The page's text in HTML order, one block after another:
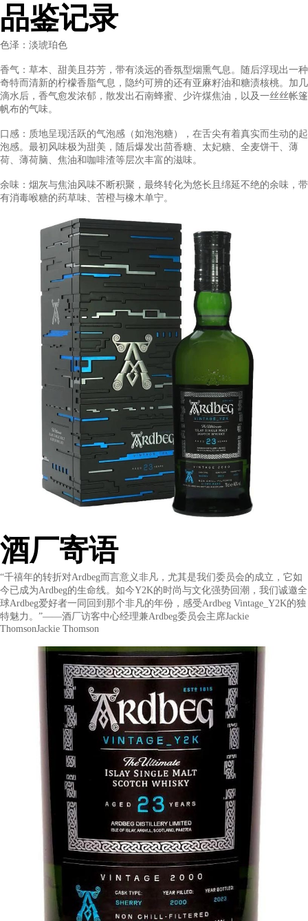
品鉴记录
色泽：淡琥珀色
奇特而清新的柠檬香脂气息，隐约可辨的还有亚麻籽油和糖渍核
滴水后，香气愈发浓郁，散发出石南蜂蜜、少许煤焦油，以及一
帆布的气味。
口感：质地呈现活跃的气泡感（如泡泡糖），在舌尖有着真实而
泡感。最初风味极为甜美，随后爆发出茴香糖、太妃糖、全麦饼
荷、薄荷脑、焦油和咖啡渣等层次丰富的滋味。
余味：烟灰与焦油风味不断积聚，最终转化为悠长且绵延不绝的
有消毒喉糖的药草味、苦橙与橡木单宁。
酒厂寄语
“千禧年的转折对Ardbeg而言意义非凡，尤其是我们委员会的成立
今已成为Ardbeg的生命线。如今Y2K的时尚与文化强势回潮，我
球Ardbeg爱好者一同回到那个非凡的年份，感受Ardbeg
特魅力。”——酒厂访客中心经理兼Ardbeg委员会主席Jackie
ThomsonJackie Thomson